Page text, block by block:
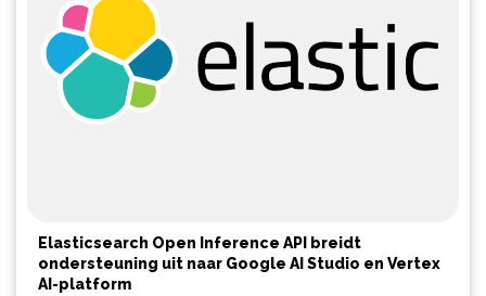
Elasticsearch Open Inference API breidt
ondersteuning uit naar Google AI Studio en Vertex
AI-platform